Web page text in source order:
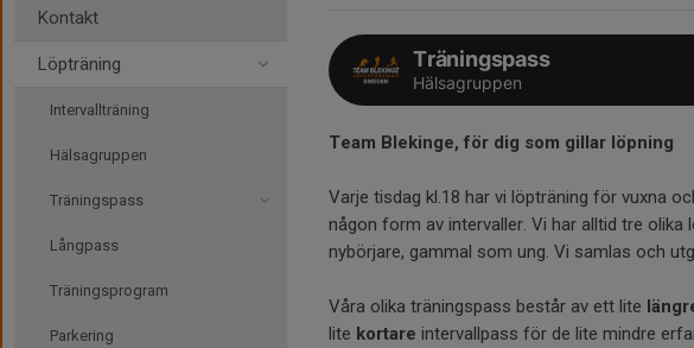
Kontakt
Löpträning
Intervallträning
Hälsagruppen
Träningspass
Långpass
Träningsprogram
Parkering
Träningspass
Hälsagruppen
Team Blekinge, för dig som gillar löpning
Varje tisdag kl.18 har vi löpträning för vuxna
någon form av intervaller. Vi har alltid tre olika
nybörjare, gammal som ung. Vi samlas och
Våra olika träningspass består av ett lite
lite kortare intervallpass för de lite mindre